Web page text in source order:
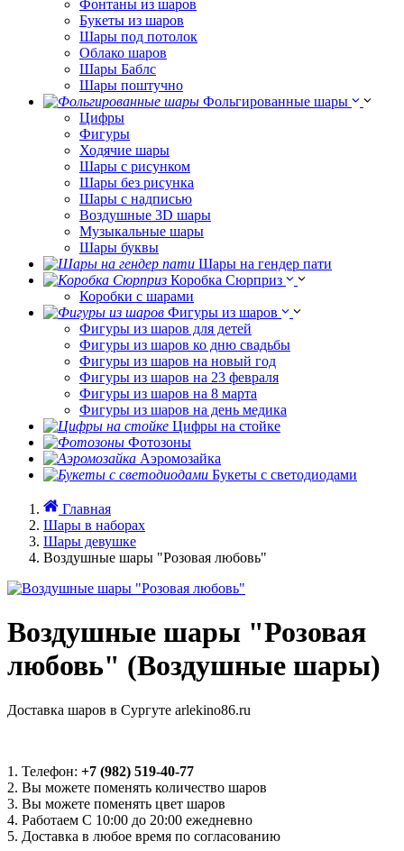
Фонтаны из шаров
Букеты из шаров
Шары под потолок
Облако шаров
Шары Баблс
Шары поштучно
Фольгированные шары
Цифры
Фигуры
Ходячие шары
Шары с рисунком
Шары без рисунка
Шары с надписью
Воздушные 3D шары
Музыкальные шары
Шары буквы
Шары на гендер пати
Коробка Сюрприз
Коробки с шарами
Фигуры из шаров
Фигуры из шаров для детей
Фигуры из шаров ко дню свадьбы
Фигуры из шаров на новый год
Фигуры из шаров на 23 февраля
Фигуры из шаров на 8 марта
Фигуры из шаров на день медика
Цифры на стойке
Фотозоны
Аэромозайка
Букеты с светодиодами
Главная
Шары в наборах
Шары девушке
Воздушные шары "Розовая любовь"
Воздушные шары "Розовая
любовь" (Воздушные шары)
Доставка шаров в Сургуте arlekino86.ru
1. Телефон: +7 (982) 519-40-77
2. Вы можете поменять количество шаров
3. Вы можете поменять цвет шаров
4. Работаем С 10:00 до 20:00 ежедневно
5. Доставка в любое время по согласованию